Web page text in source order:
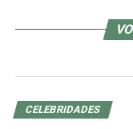
que mistura
Em meio a esse
CELEBRIDADES